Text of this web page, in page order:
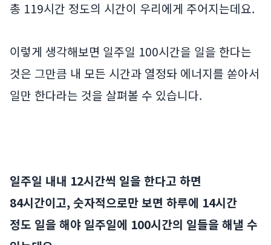
총 119시간 정도의 시간이 우리에게 주어지는데요.
이렇게 생각해보면 일주일 100시간을 일을 한다는
것은 그만큼 내 모든 시간과 열정돠 에너지를 쏟아서
일만 한다라는 것을 살펴볼 수 있습니다.
일주일 내내 12시간씩 일을 한다고 하면
84시간이고, 숫자적으로만 보면 하루에 14시간
정도 일을 해야 일주일에 100시간의 일들을 해낼 수